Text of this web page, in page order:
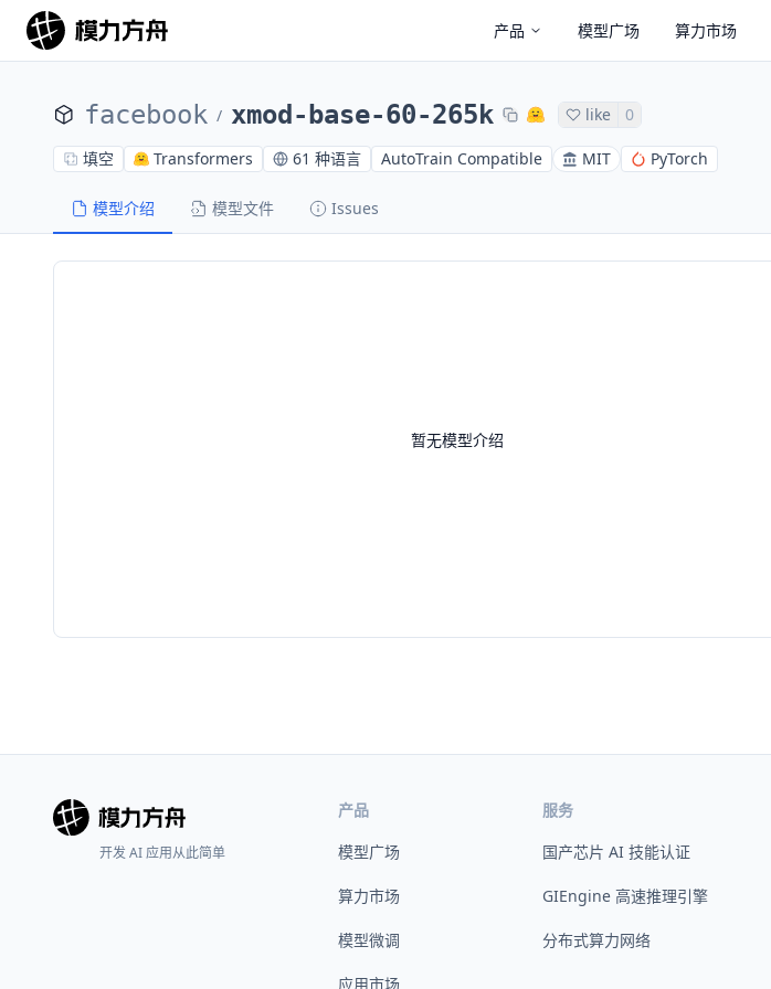
产品 模型广场 算力市场
facebook / xmod-base-60-265k like 0
填空 Transformers 61 种语言 AutoTrain Compatible MIT PyTorch
模型介绍 模型文件 Issues
暂无模型介绍
开发 AI 应用从此简单
产品
模型广场
算力市场
模型微调
应用市场
服务
国产芯片 AI 技能认证
GIEngine 高速推理引擎
分布式算力网络